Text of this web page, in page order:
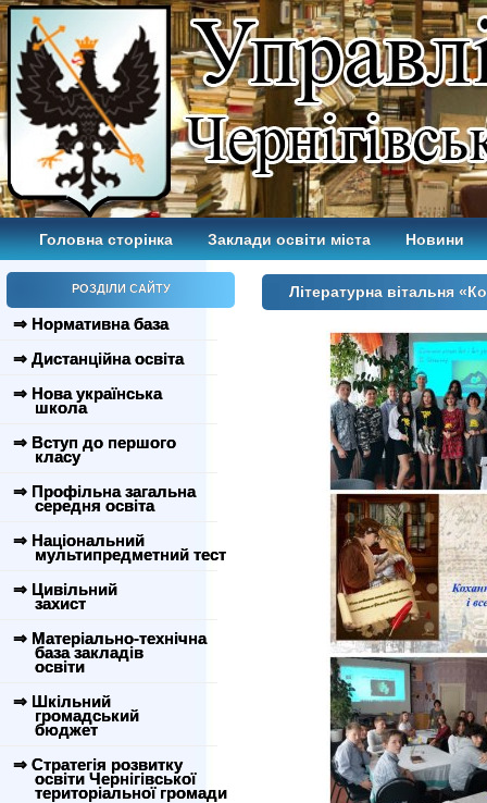
Головна сторінка Заклади освіти міста Новини
РОЗДІЛИ САЙТУ
⇒ Нормативна база
⇒ Дистанційна освіта
⇒ Нова українська
школа
⇒ Вступ до першого
класу
⇒ Профільна загальна
середня освіта
⇒ Національний
мультипредметний тест
⇒ Цивільний
захист
⇒ Матеріально-технічна
база закладів
освіти
⇒ Шкільний
громадський
бюджет
⇒ Стратегія розвитку
освіти Чернігівської
територіальної громади
Літературна вітальня